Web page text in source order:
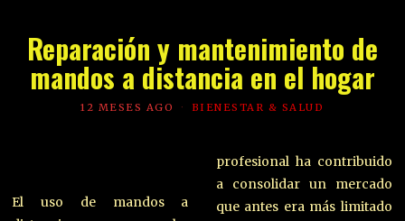
Reparación y mantenimiento de
mandos a distancia en el hogar
12 MESES AGO BIENESTAR & SALUD
El uso de mandos a
profesional ha contribuido
a consolidar un mercado
que antes era más limitado